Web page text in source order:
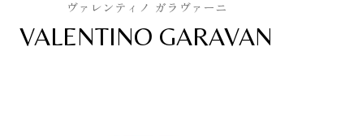
ヴァレンティノ ガラヴァーニ
VALENTINO GARAVAN